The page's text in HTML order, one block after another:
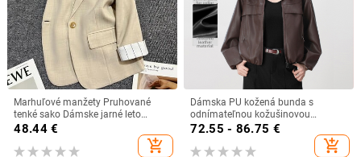
Marhuľové manžety Pruhované
tenké sako Dámske jarné leto
Jesenné módne kabáty Dámske
sako Kórejské ležérne vrchné
oblečenie Topy
48.44€
add_shopping_cart
Dámska PU kožená bunda s
odnímateľnou kožušinovou
golierom, krátky strih, fleece
72.55 - 86.75 €
add_shopping_cart